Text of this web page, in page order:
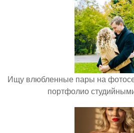
Ищу влюбленные пары на
портфолио